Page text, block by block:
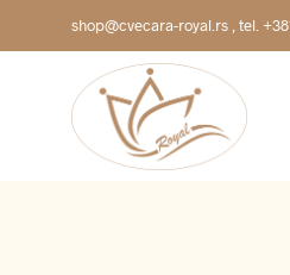
shop@cvecara-royal.rs tel.